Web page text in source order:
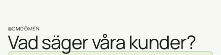
OMDÖMEN
Vad säger våra kunder?